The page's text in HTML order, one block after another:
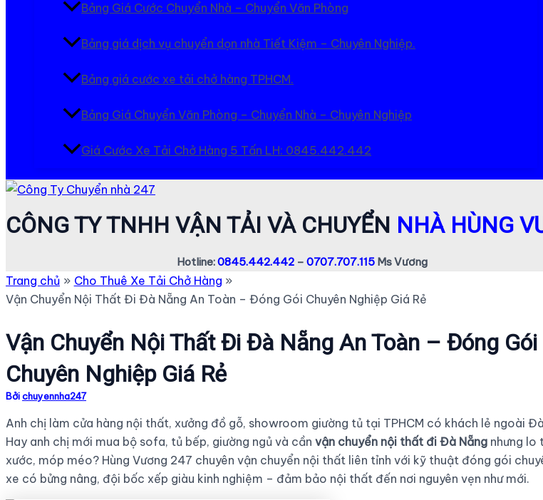
Bảng Giá Cước Chuyển Nhà – Chuyển Văn Phòng
Bảng giá dịch vụ chuyển dọn nhà Tiết Kiệm – Chuyên Nghiệp.
Bảng giá cước xe tải chở hàng TPHCM.
Bảng Giá Chuyển Văn Phòng – Chuyển Nhà – Chuyên Nghiệp
Giá Cước Xe Tải Chở Hàng 5 Tấn LH: 0845.442.442
CÔNG TY TNHH VẬN TẢI VÀ CHUYỂN NHÀ HÙNG
Hotline:0845.442.442– 0707.707.115Ms Vương
Trang chủ
Cho Thuê Xe Tải Chở Hàng
Vận Chuyển Nội Thất Đi Đà Nẵng An Toàn – Đóng Gói Chuyên Nghiệp Giá Rẻ
Vận Chuyển Nội Thất Đi Đà Nẵng An Toàn – Đóng Gói
Chuyên Nghiệp Giá Rẻ
Bởichuyennha247
Anh chị làm cửa hàng nội thất, xưởng đồ gỗ, showroom giường tủ tại TPHCM có khách lẻ ngoài
Hay anh chị mới mua bộ sofa, tủ bếp, giường ngủ và cần vận chuyển nội thất đi Đà Nẵng nhưng lo
xước, móp méo? Hùng Vương 247 chuyên vận chuyển nội thất liên tỉnh với kỹ thuật đóng gói
xe có bửng nâng, đội bốc xếp giàu kinh nghiệm – đảm bảo nội thất đến nơi nguyên vẹn như mới.